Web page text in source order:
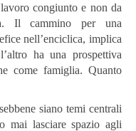
congiunto e non da
Il cammino per una
nell’enciclica, implica
ha una prospettiva
come famiglia. Quanto
siano temi centrali
mai lasciare spazio agli